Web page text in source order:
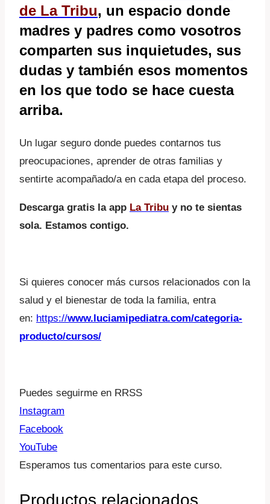
de La Tribu, un espacio donde
madres y padres como vosotros
comparten sus inquietudes, sus
dudas y también esos momentos
en los que todo se hace cuesta
arriba.
Un lugar seguro donde puedes contarnos tus
preocupaciones, aprender de otras familias y
sentirte acompañado/a en cada etapa del proceso.
Descarga gratis la app La Tribu y no te sientas
sola. Estamos contigo.
Si quieres conocer más cursos relacionados con la
salud y el bienestar de toda la familia, entra
en: https://www.luciamipediatra.com/categoria-
producto/cursos/
Puedes seguirme en RRSS
Instagram
Facebook
YouTube
Esperamos tus comentarios para este curso.